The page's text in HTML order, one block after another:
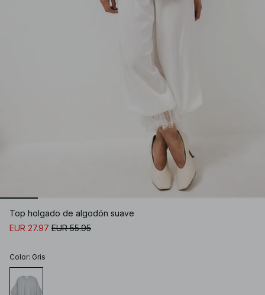
Top holgado de algodón suave
EUR 27.97 EUR 55.95
Color: Gris